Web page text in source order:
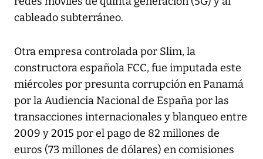
cableado subterráneo.
Otra empresa controlada por Slim, la
constructora española FCC, fue imputada este
miércoles por presunta corrupción en Panamá
por la Audiencia Nacional de España por las
transacciones internacionales y blanqueo entre
2009 y 2015 por el pago de 82 millones de
euros (73 millones de dólares) en comisiones